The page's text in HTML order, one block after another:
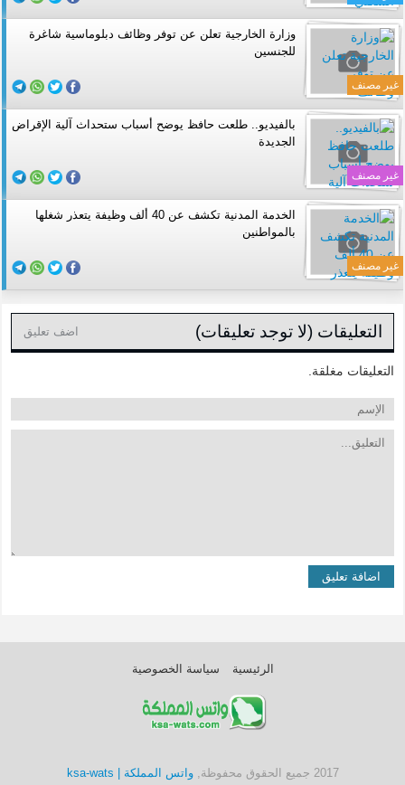
غير مصنف
وزارة الخارجية تعلن عن توفر وظائف دبلوماسية شاغرة
للجنسين
غير مصنف
بالفيديو.. طلعت حافظ يوضح أسباب ستحداث آلية الإقراض
الجديدة
غير مصنف
الخدمة المدنية تكشف عن 40 ألف وظيفة يتعذر شغلها
بالمواطنين
التعليقات (لا توجد تعليقات) اضف تعليق
التعليقات مغلقة.
الرئيسية سياسة الخصوصية
2017 جميع الحقوق محفوظة, واتس المملكة | ksa-wats